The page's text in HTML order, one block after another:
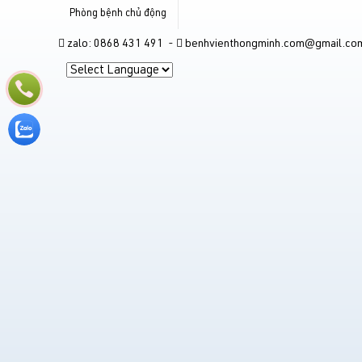
Phòng bệnh chủ động
zalo: 0868 431 491 -